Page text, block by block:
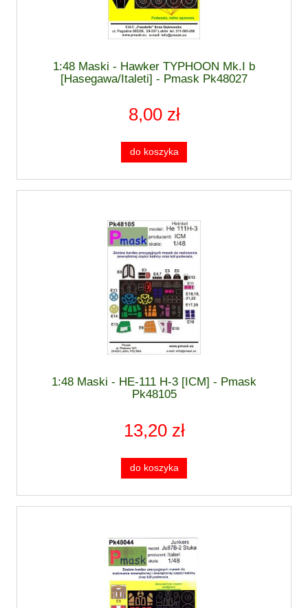
1:48 Maski - Hawker TYPHOON Mk.I b
[Hasegawa/Italeti] - Pmask Pk48027
8,00 zł
do koszyka
1:48 Maski - HE-111 H-3 [ICM] - Pmask
Pk48105
13,20 zł
do koszyka